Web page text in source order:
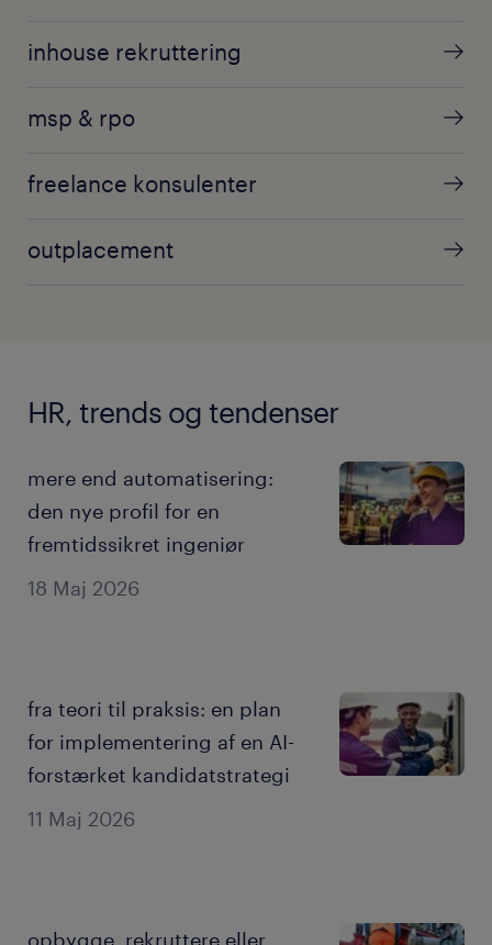
inhouse rekruttering
msp & rpo
freelance konsulenter
outplacement
HR, trends og tendenser
18 Maj 2026
mere end automatisering:
den nye profil for en
fremtidssikret ingeniør
11 Maj 2026
fra teori til praksis: en plan
for implementering af en AI-
forstærket kandidatstrategi
opbygge, rekruttere eller